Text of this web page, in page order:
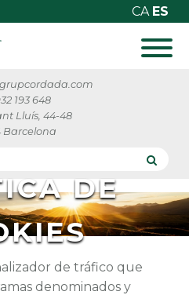
CA ES
193 648
Lluís, 44-48
Barcelona
DE
de tráfico que
denominados y